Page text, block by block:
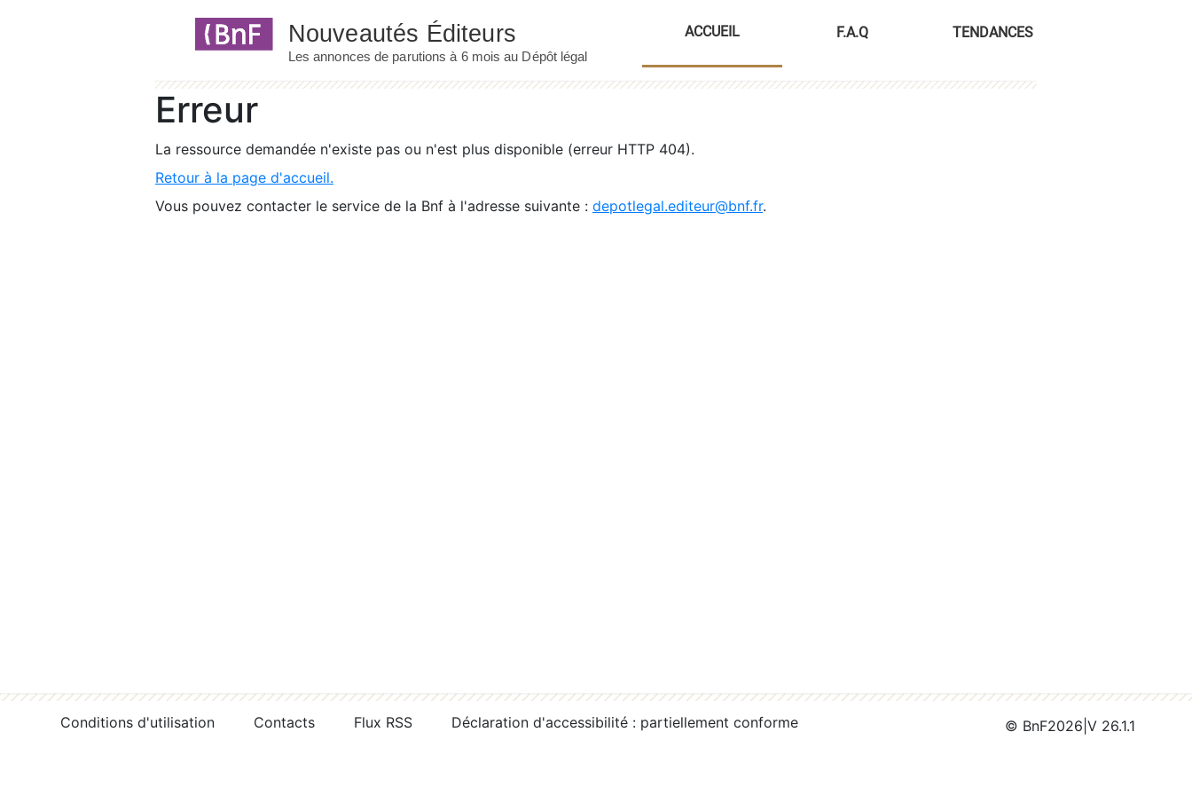
ACCUEIL F.A.Q TENDANCES
Erreur
La ressource demandée n'existe pas ou n'est plus disponible (erreur HTTP 404).
Retour à la page d'accueil.
Vous pouvez contacter le service de la Bnf à l'adresse suivante : depotlegal.editeur@bnf.fr.
Conditions d'utilisation Contacts Flux RSS Déclaration d'accessibilité : partiellement conforme © BnF2026 V 26.1.1